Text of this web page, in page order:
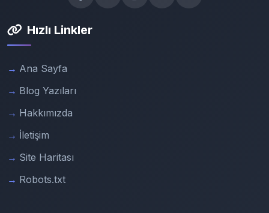
Hızlı Linkler
Ana Sayfa
Blog Yazıları
Hakkımızda
İletişim
Site Haritası
Robots.txt